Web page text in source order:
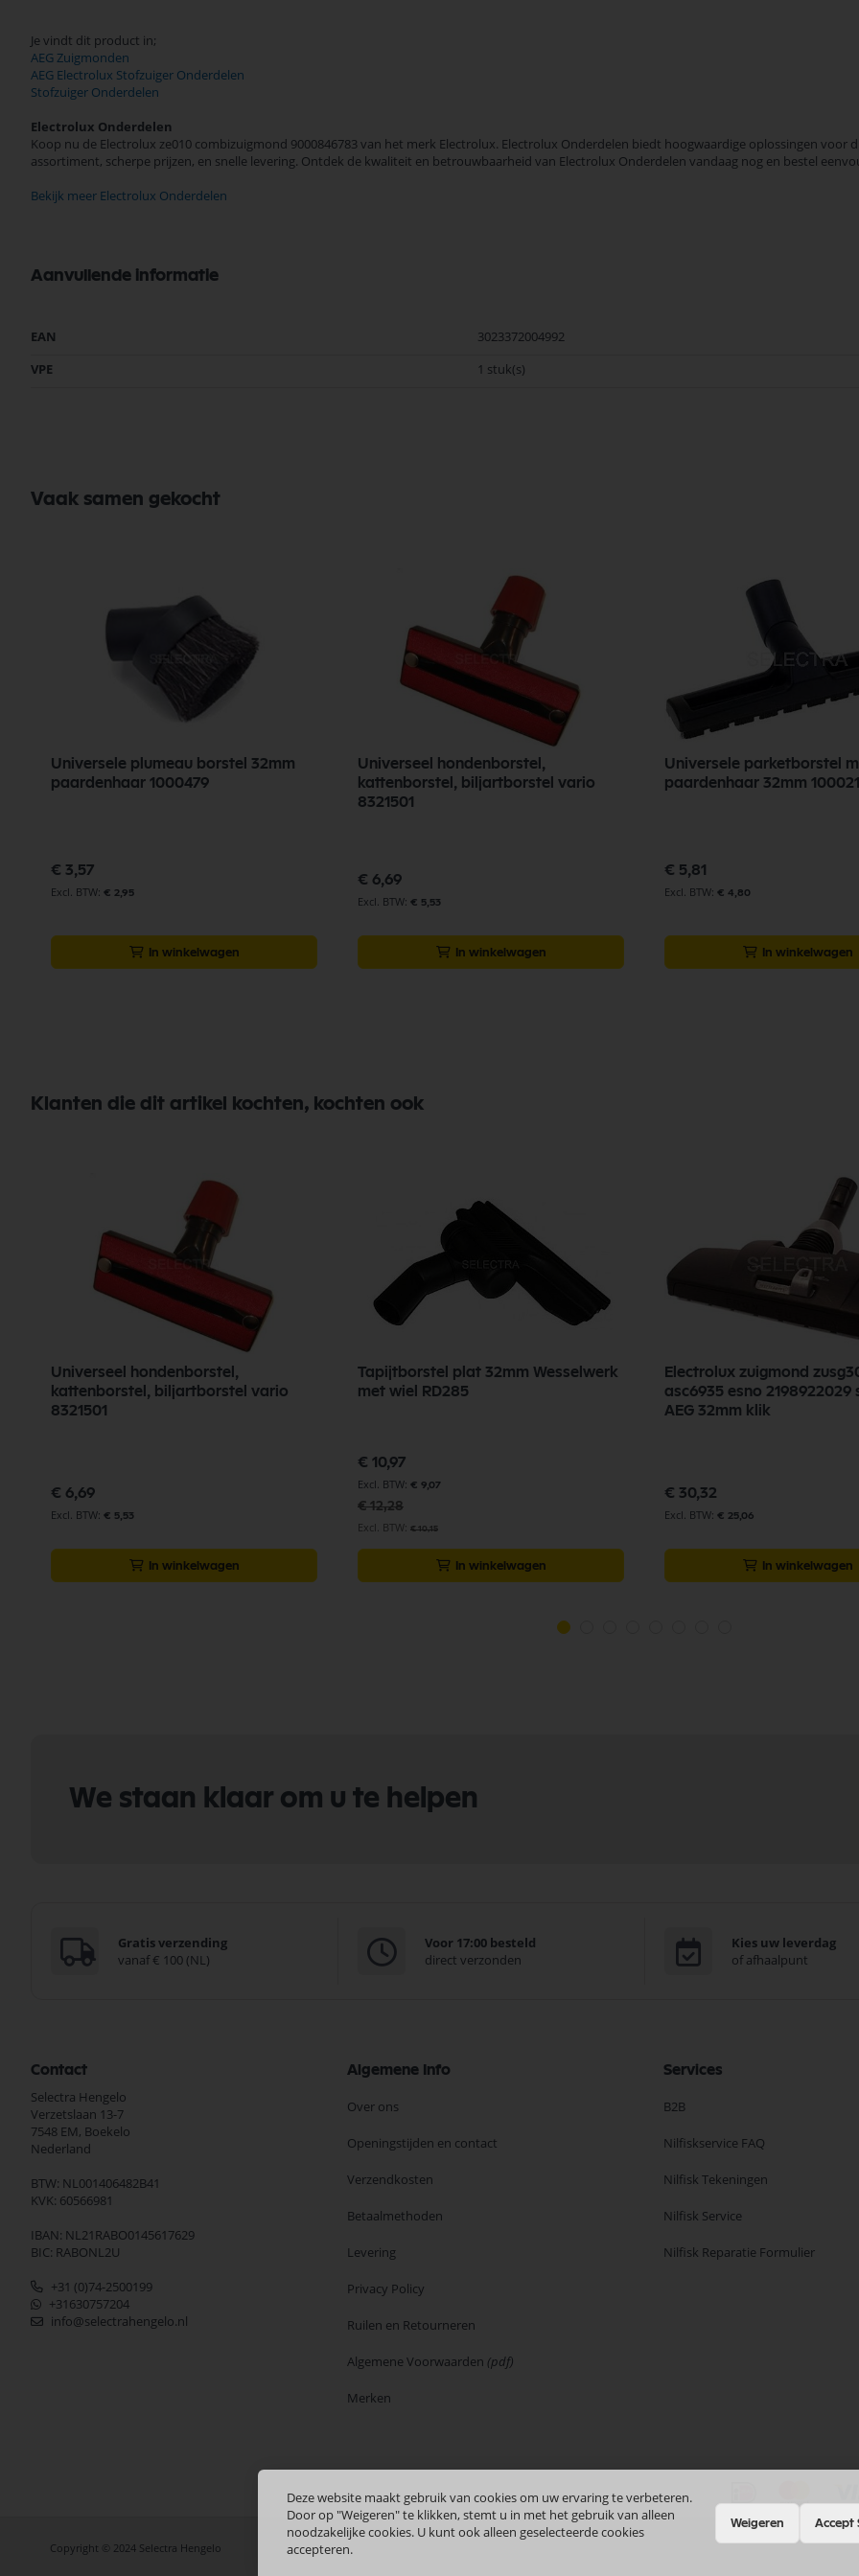
Je vindt dit product in;
AEG Zuigmonden
AEG Electrolux Stofzuiger Onderdelen
Stofzuiger Onderdelen
Electrolux Onderdelen
Koop nu de Electrolux ze010 combizuigmond 9000846783 van het merk Electrolux. Electrolux Onderdelen biedt hoogwaardige oplossingen voor
assortiment, scherpe prijzen, en snelle levering. Ontdek de kwaliteit en betrouwbaarheid van Electrolux Onderdelen vandaag nog en bestel
Bekijk meer Electrolux Onderdelen
Aanvullende informatie
Meer
EAN
3023372004992
VPE
1 stuk(s)
Vaak samen gekocht
Universele plumeau borstel 32mm
paardenhaar 1000479
€ 3,57
€ 2,95
In winkelwagen
Universeel hondenborstel,
kattenborstel, biljartborstel vario
8321501
€ 6,69
€ 5,53
In winkelwagen
Universele parketborstel
paardenhaar 32mm
€ 5,81
€ 4,80
In winkelwagen
Klanten die dit artikel kochten, kochten ook
Universeel hondenborstel,
kattenborstel, biljartborstel vario
8321501
€ 6,69
€ 5,53
In winkelwagen
Tapijtborstel plat 32mm Wesselwerk
met wiel RD285
Speciale
prijs
€ 10,97
€ 9,07
€ 12,28
€ 10,15
In winkelwagen
Electrolux zuigmond
asc6935 esno 2198922029
AEG 32mm klik
€ 30,32
€ 25,06
In winkelwagen
We staan klaar om u te helpen
Gratis verzending
vanaf € 100 (NL)
Voor 17:00 besteld
direct verzonden
Kies uw leverdag
of afhaalpunt
Contact
Selectra Hengelo
Verzetslaan 13-7
7548 EM, Boekelo
Nederland
BTW: NL001406482B41
KVK: 60566981
IBAN: NL21RABO0145617629
BIC: RABONL2U
+31 (0)74-2500199
+31630757204
info@selectrahengelo.nl
Algemene Info
Over ons
Openingstijden en contact
Verzendkosten
Betaalmethoden
Levering
Privacy Policy
Ruilen en Retourneren
Algemene Voorwaarden (pdf)
Merken
Services
B2B
Nilfiskservice FAQ
Nilfisk Tekeningen
Nilfisk Service
Nilfisk Reparatie Formulier
Deze website maakt gebruik van cookies om uw ervaring te verbeteren.
Door op "Weigeren" te klikken, stemt u in met het gebruik van alleen
noodzakelijke cookies. U kunt ook alleen geselecteerde cookies
accepteren.
Weigeren Accept
Copyright © 2024 Selectra Hengelo